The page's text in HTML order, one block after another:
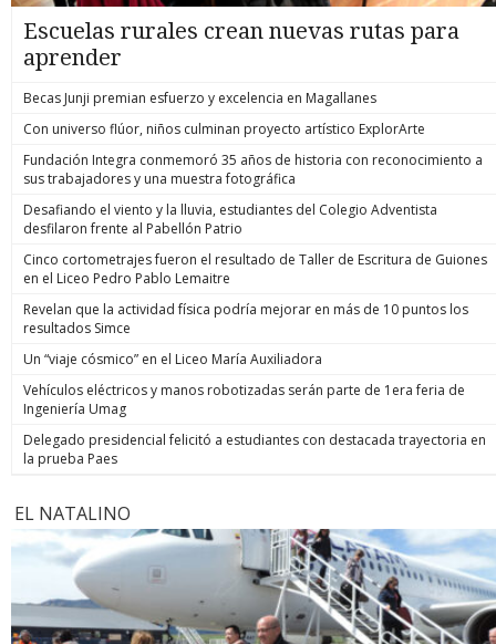
Escuelas rurales crean nuevas rutas para
aprender
Becas Junji premian esfuerzo y excelencia en Magallanes
Con universo flúor, niños culminan proyecto artístico ExplorArte
Fundación Integra conmemoró 35 años de historia con reconocimiento a
sus trabajadores y una muestra fotográfica
Desafiando el viento y la lluvia, estudiantes del Colegio Adventista
desfilaron frente al Pabellón Patrio
Cinco cortometrajes fueron el resultado de Taller de Escritura de Guiones
en el Liceo Pedro Pablo Lemaitre
Revelan que la actividad física podría mejorar en más de 10 puntos los
resultados Simce
Un “viaje cósmico” en el Liceo María Auxiliadora
Vehículos eléctricos y manos robotizadas serán parte de 1era feria de
Ingeniería Umag
Delegado presidencial felicitó a estudiantes con destacada trayectoria en
la prueba Paes
EL NATALINO